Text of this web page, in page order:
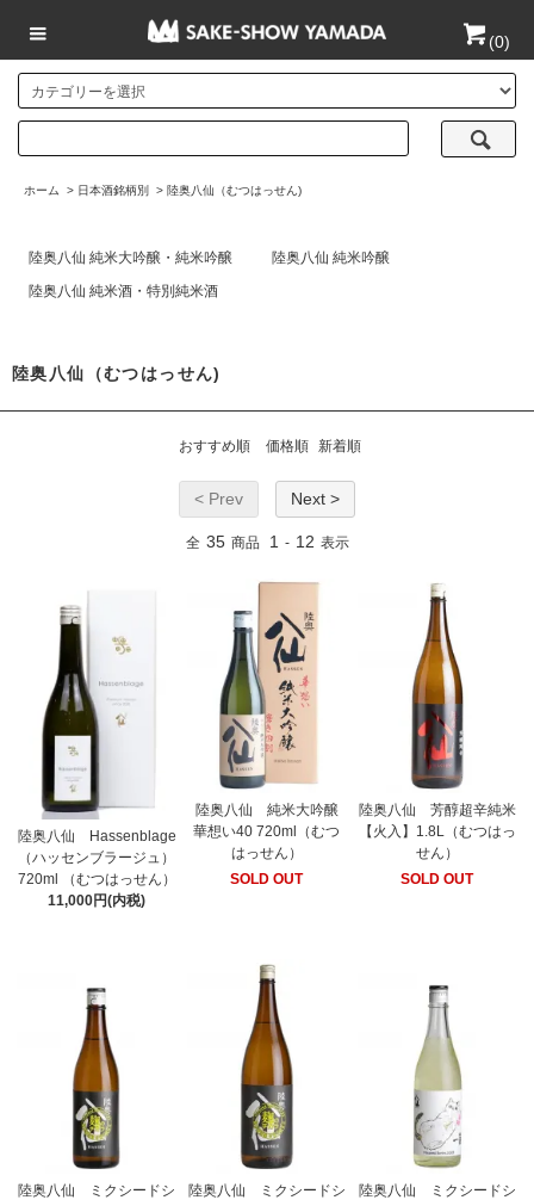
(0)
ホーム > 日本酒銘柄別 > 陸奥八仙（むつはっせん)
陸奥八仙 純米大吟醸・純米吟醸
陸奥八仙 純米吟醸
陸奥八仙 純米酒・特別純米酒
陸奥八仙（むつはっせん)
おすすめ順 価格順 新着順
< Prev Next >
全 35 商品 1 - 12 表示
陸奥八仙 Hassenblage
（ハッセンブラージュ）
720ml （むつはっせん）
11,000円(内税)
陸奥八仙 純米大吟醸
華想い40 720ml（むつ
はっせん）
SOLD OUT
陸奥八仙 芳醇超辛純米
【火入】1.8L（むつはっ
せん）
SOLD OUT
陸奥八仙 ミクシードシ
陸奥八仙 ミクシードシ
陸奥八仙 ミクシードシ